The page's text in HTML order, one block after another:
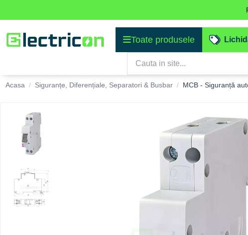
Toate produsele
Acasa Siguranțe, Diferențiale, Separatori & Busbar MCB - Siguranță